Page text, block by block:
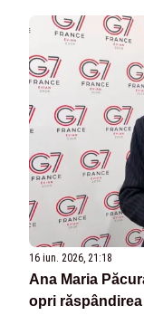
16 iun. 2026, 21:18
Ana Maria
opri